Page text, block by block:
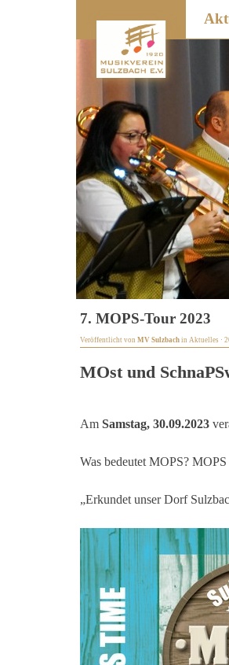
7. MOPS-Tour 2023
Veröffentlicht von MV Sulzbach in Aktuelles ·
MOst und
Am Samstag, 30.09.2023
Was bedeutet MOPS?
„Erkundet unser Dorf